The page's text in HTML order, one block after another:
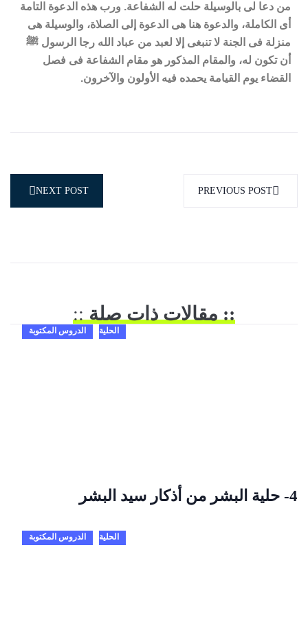
من دعا لى بالوسيلة حلت له الشفاعة. ورب هذه الدعوة التامة
أى الكاملة، والدعوة هنا هى الدعوة إلى الصلاة، والوسيلة هى
منزلة فى الجنة لا تنبغى إلا لعبد من عباد الله رجا الرسول ﷺ
أن تكون له، والمقام المذكور هو مقام الشفاعة فى فصل
القضاء يوم القيامة يحمده فيه الأولون والآخرون.
PREVIOUS POST
NEXT POST
:: مقالات ذات صلة ::
الحلية الدروس المكتوبة
4- حلية البشر من أذكار سيد البشر
الحلية الدروس المكتوبة